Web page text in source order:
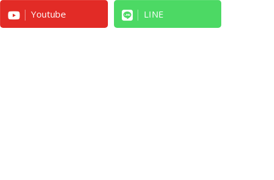
Youtube LINE